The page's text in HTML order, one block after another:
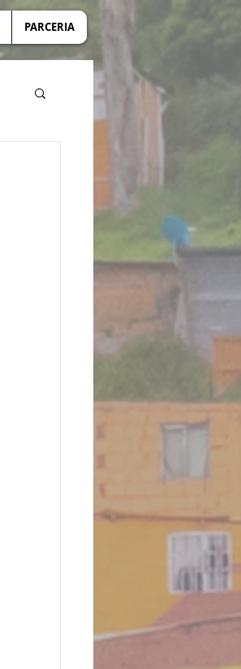
PARCERIA